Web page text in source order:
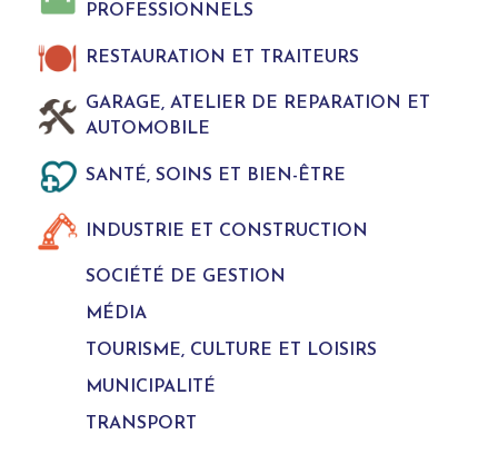
PROFESSIONNELS
RESTAURATION ET TRAITEURS
GARAGE, ATELIER DE REPARATION ET
AUTOMOBILE
SANTÉ, SOINS ET BIEN-ÊTRE
INDUSTRIE ET CONSTRUCTION
SOCIÉTÉ DE GESTION
MÉDIA
TOURISME, CULTURE ET LOISIRS
MUNICIPALITÉ
TRANSPORT